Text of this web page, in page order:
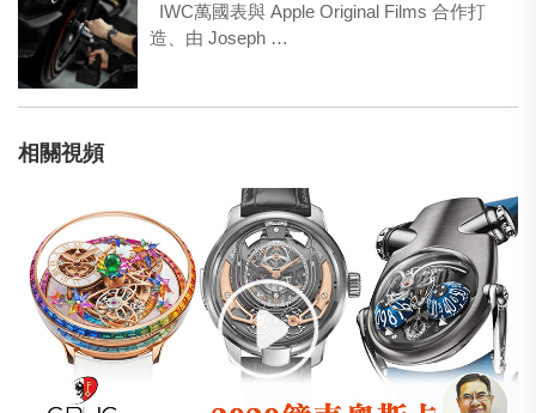
IWC萬國表與 Apple Original Films 合作打
造、由 Joseph …
相關視頻